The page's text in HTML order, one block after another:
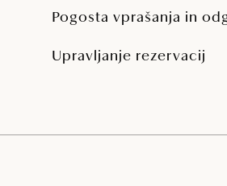
Pogosta vprašanja in
Upravljanje rezervacij